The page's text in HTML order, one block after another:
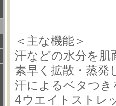
＜主な機能＞
汗などの水分を肌
素早く拡散・蒸発
汗によるベタつき
4ウエイトストレ